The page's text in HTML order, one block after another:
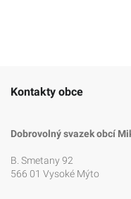
Kontakty obce
Dobrovolný svazek obcí
B. Smetany 92
566 01 Vysoké Mýto